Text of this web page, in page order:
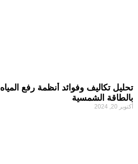
تحليل تكاليف وفوائد أنظمة رفع المياه
بالطاقة الشمسية
أكتوبر 20, 2024